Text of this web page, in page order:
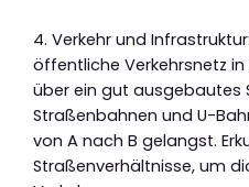
4. Verkehr und
öffentliche Verkehrsnetz
über ein gut ausgebautes
Straßenbahnen und U-
von A nach B gelangst.
Straßenverhältnisse, um